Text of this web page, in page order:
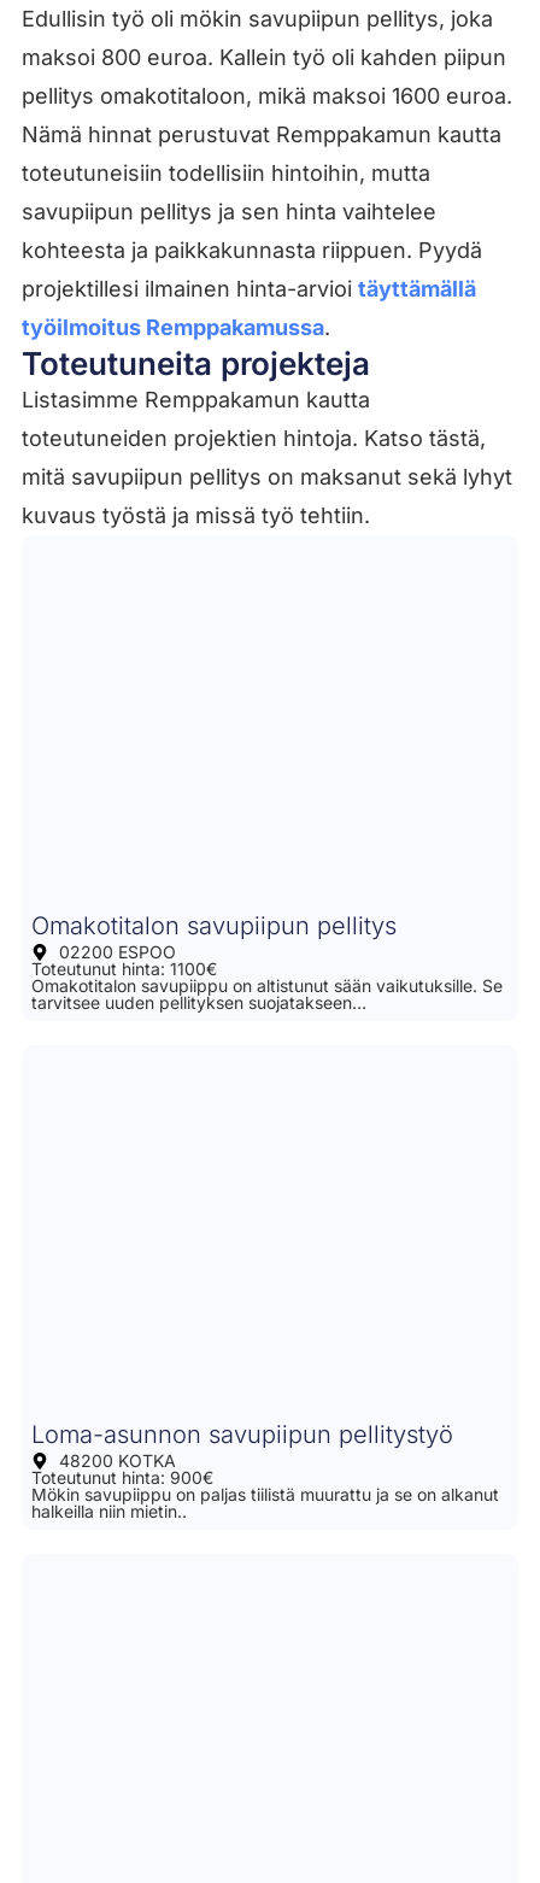
Edullisin työ oli mökin savupiipun pellitys, joka
maksoi 800 euroa. Kallein työ oli kahden piipun
pellitys omakotitaloon, mikä maksoi 1600 euroa.
Nämä hinnat perustuvat Remppakamun kautta
toteutuneisiin todellisiin hintoihin, mutta
savupiipun pellitys ja sen hinta vaihtelee
kohteesta ja paikkakunnasta riippuen. Pyydä
projektillesi ilmainen hinta-arvioi täyttämällä
työilmoitus Remppakamussa.
Toteutuneita projekteja
Listasimme Remppakamun kautta
toteutuneiden projektien hintoja. Katso tästä,
mitä savupiipun pellitys on maksanut sekä lyhyt
kuvaus työstä ja missä työ tehtiin.
Omakotitalon savupiipun pellitys
02200 ESPOO
Toteutunut hinta: 1100€
Omakotitalon savupiippu on altistunut sään vaikutuksille. Se
tarvitsee uuden pellityksen suojatakseen…
Loma-asunnon savupiipun pellitystyö
48200 KOTKA
Toteutunut hinta: 900€
Mökin savupiippu on paljas tiilistä muurattu ja se on alkanut
halkeilla niin mietin..